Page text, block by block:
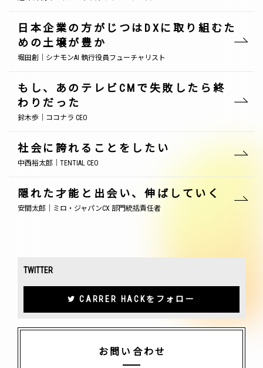
日本企業の方がじつはDXに取り組むた
めの土壌が豊か
堀田創｜シナモンAI 執行役員フューチャリスト
もし、あのテレビCMで失敗したら終
わりだった
鈴木歩｜ココナラ CEO
社会に誇れることをしたい
中西裕太郎｜TENTIAL CEO
隠れた才能と出会い、伸ばしていく
安間太郎｜ミロ・ジャパンCX 部門統括責任者
TWITTER
CARRER HACKをフォロー
お問い合わせ